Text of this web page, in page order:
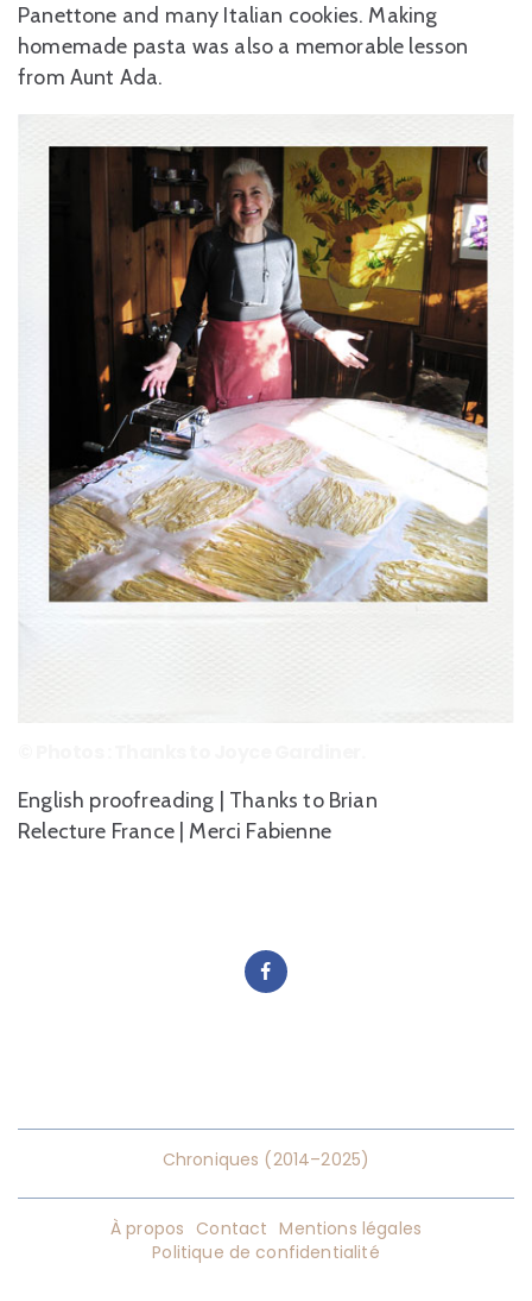
Panettone and many Italian cookies. Making
homemade pasta was also a memorable lesson
from Aunt Ada.
English proofreading | Thanks to Brian
Relecture France | Merci Fabienne
Chroniques (2014–2025)
À propos Contact Mentions légales
Politique de confidentialité